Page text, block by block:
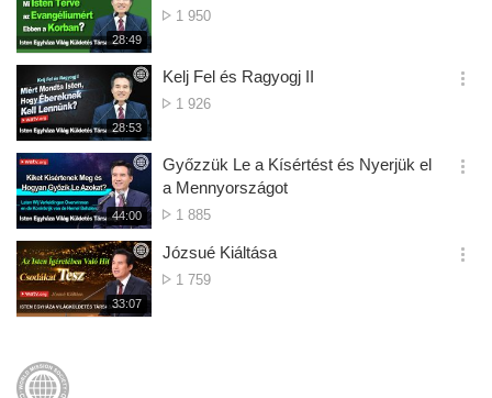
재
생
시
간
28:49
Megtekintések
1 950
기
재
생
시
간
28:53
Kelj Fel és Ragyogj II
Megtekintések
1 926
옵
기
재
생
시
간
44:00
Győzzük Le a Kísértést és Nyerjük el
a Mennyországot
Megtekintések
1 885
옵
기
재
생
33:07
Józsué Kiáltása
Megtekintések
1 759
옵